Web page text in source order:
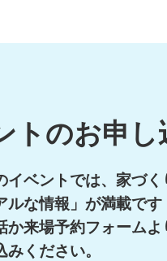
トのお申し
イベントでは、家づ
ルな情報」が満載です
か来場予約フォームよ
ください。